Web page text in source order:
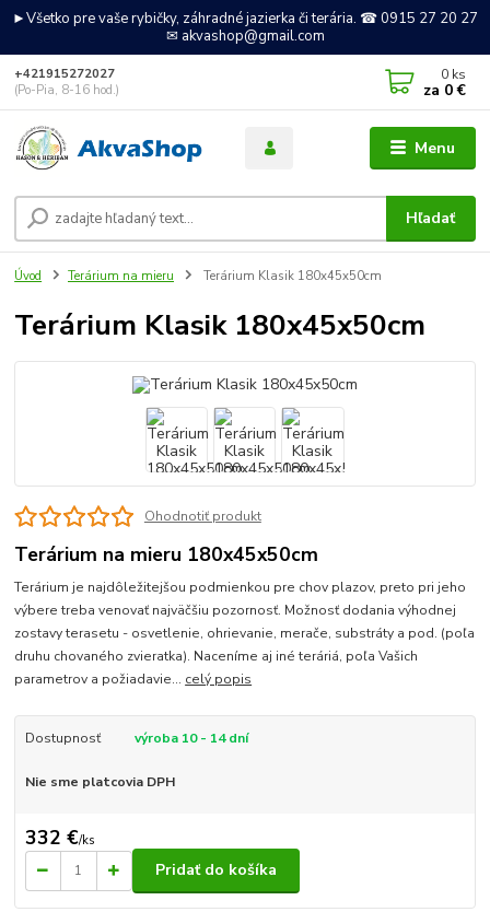
►Všetko pre vaše rybičky, záhradné jazierka či terária. ☎ 0915 27 20 27
✉ akvashop@gmail.com
Menu
Hľadať
+421915272027
(Po-Pia, 8-16 hod.)
0 ks
za 0 €
Úvod Terárium na mieru Terárium Klasik 180x45x50cm
Terárium Klasik 180x45x50cm
Ohodnotiť produkt
Terárium na mieru 180x45x50cm
Terárium je najdôležitejšou podmienkou pre chov plazov, preto pri jeho
výbere treba venovať najväčšiu pozornosť. Možnosť dodania výhodnej
zostavy terasetu - osvetlenie, ohrievanie, merače, substráty a pod. (poľa
druhu chovaného zvieratka). Naceníme aj iné teráriá, poľa Vašich
parametrov a požiadavie... celý popis
Dostupnosť výroba 10 - 14 dní
Nie sme platcovia DPH
332 €/ks
Pridať do košíka